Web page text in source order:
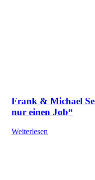
Frank & Michael
nur einen Job“
Weiterlesen